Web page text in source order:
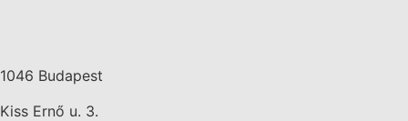
1046 Budapest
Kiss Ernő u. 3.